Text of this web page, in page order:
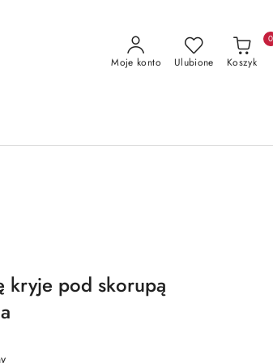
Moje konto Ulubione Koszyk
0
kryje pod skorupą